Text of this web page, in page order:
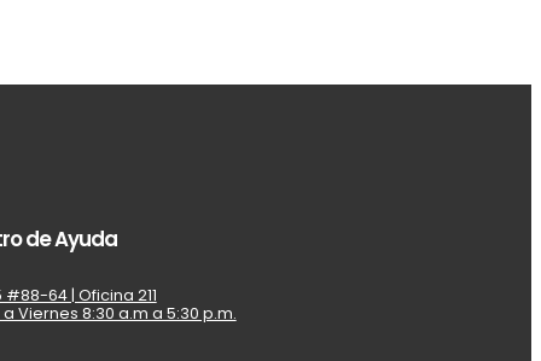
de Ayuda
#88-64 | Oficina 211
a Viernes 8:30 a.m a 5:30 p.m.